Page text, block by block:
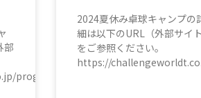
部
program/badminton/
2024夏休み卓球キャンプの
細は以下のURL（外部サイ
をご参照ください。
https://